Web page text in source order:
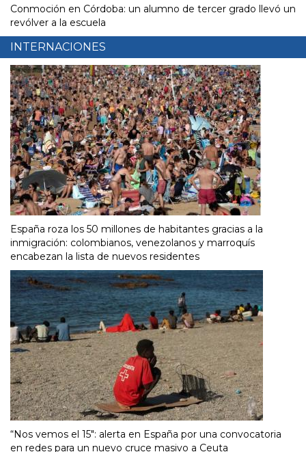
Conmoción en Córdoba: un alumno de tercer grado llevó un
revólver a la escuela
INTERNACIONES
España roza los 50 millones de habitantes gracias a la
inmigración: colombianos, venezolanos y marroquís
encabezan la lista de nuevos residentes
“Nos vemos el 15″: alerta en España por una convocatoria
en redes para un nuevo cruce masivo a Ceuta